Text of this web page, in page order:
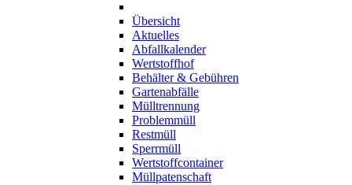
Übersicht
Aktuelles
Abfallkalender
Wertstoffhof
Behälter & Gebühren
Gartenabfälle
Mülltrennung
Problemmüll
Restmüll
Sperrmüll
Wertstoffcontainer
Müllpatenschaft